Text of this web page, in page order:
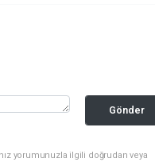
Gönder
yorumunuzla ilgili doğrudan veya